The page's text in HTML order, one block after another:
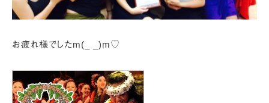
お疲れ様でしたm(_ _)m♡